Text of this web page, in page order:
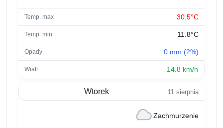
30.5°C
11.8°C
0 mm (2%)
14.8 km/h
Wtorek 11 sierpnia
Zachmurzenie